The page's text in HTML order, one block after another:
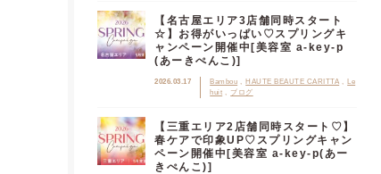
【名古屋エリア3店舗同時スタート
☆】お得がいっぱい♡スプリングキ
ャンペーン開催中[美容室 a-key-p
(あーきぺんこ)]
2026.03.17 Bambou HAUTE BEAUTE CARITTA
Le
huit
ブログ
【三重エリア2店舗同時スタート♡】
春ケアで印象UP♡スプリングキャン
ペーン開催中[美容室 a-key-p(あー
きぺんこ)]